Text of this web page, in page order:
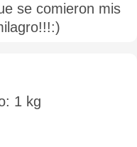
se comieron mis
1 kg